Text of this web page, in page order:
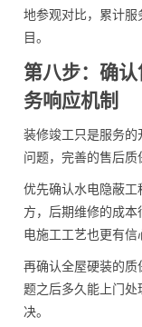
地参观对比，累计
目。
第八步：确
务响应机制
装修竣工只是服务
问题，完善的售后质
优先确认水电隐蔽
方，后期维修的成
电施工工艺也更有信
再确认全屋硬装的质
题之后多久能上门
决。